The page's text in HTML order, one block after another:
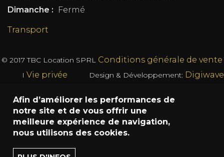
Dimanche :
Fermé
Transport
© 2017TBC Location SPRL Conditions générale de vente
I Vie privée Design & Développement: Digiwave
Afin d’améliorer les performances de
notre site et de vous offrir une
meilleure expérience de navigation,
nous utilisons des cookies.